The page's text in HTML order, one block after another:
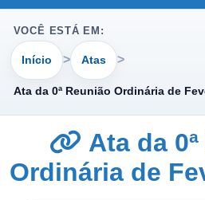
VOCÊ ESTÁ EM:
Início Atas
Ata da 0ª Reunião Ordinária de
Ata da
Ordinária de